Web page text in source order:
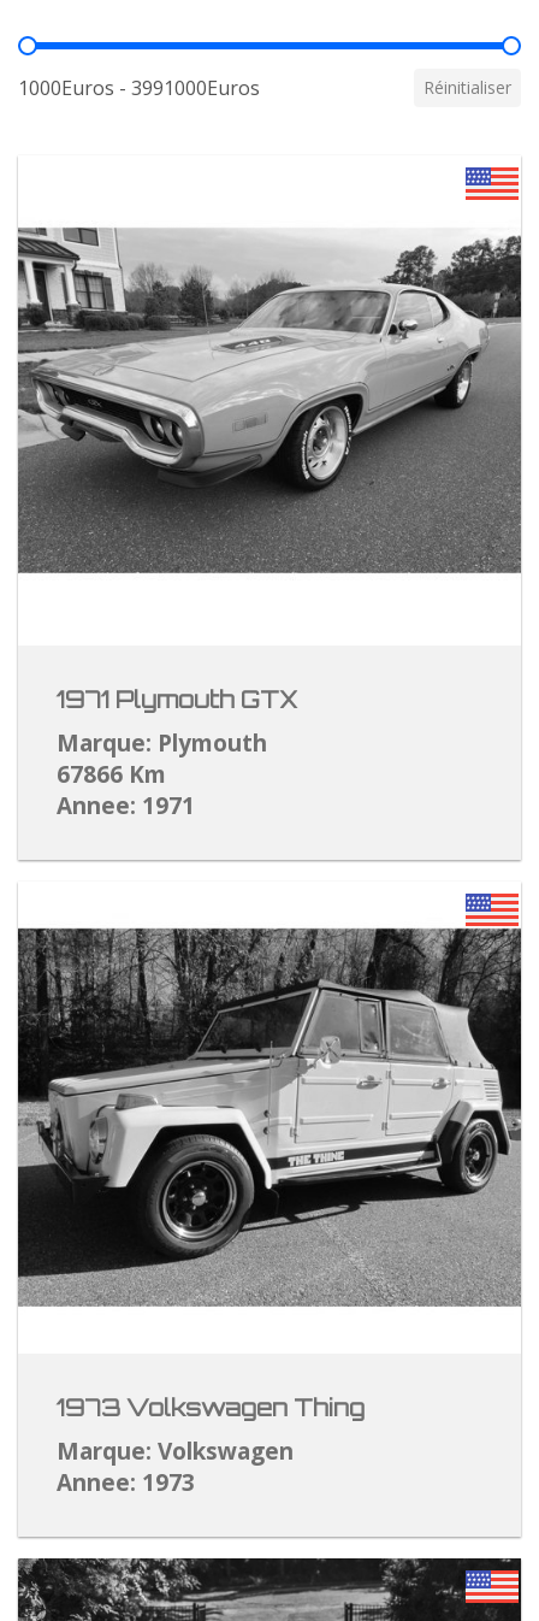
Prix
1000Euros - 3991000Euros Réinitialiser
1971 Plymouth GTX
Marque: Plymouth
67866 Km
Annee: 1971
1973 Volkswagen Thing
Marque: Volkswagen
Annee: 1973